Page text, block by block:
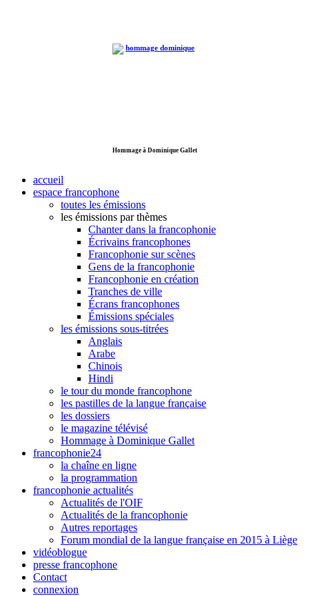
Hommage à Dominique Gallet
accueil
espace francophone
toutes les émissions
les émissions par thèmes
Chanter dans la francophonie
Écrivains francophones
Francophonie sur scènes
Gens de la francophonie
Francophonie en création
Tranches de ville
Écrans francophones
Émissions spéciales
les émissions sous-titrées
Anglais
Arabe
Chinois
Hindi
le tour du monde francophone
les pastilles de la langue française
les dossiers
le magazine télévisé
Hommage à Dominique Gallet
francophonie24
la chaîne en ligne
la programmation
francophonie actualités
Actualités de l'OIF
Actualités de la francophonie
Autres reportages
Forum mondial de la langue française en 2015 à Liège
vidéoblogue
presse francophone
Contact
connexion